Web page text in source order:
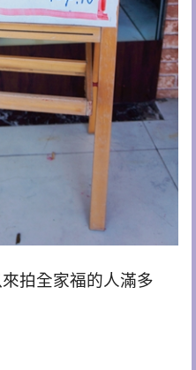
拍全家福的人滿多